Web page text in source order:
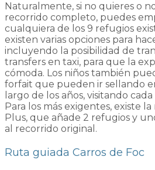
Naturalmente, si no quieres o
recorrido completo, puedes
cualquiera de los 9 refugios
existen varias opciones para
incluyendo la posibilidad de
transfers en taxi, para que la
cómoda. Los niños también
forfait que pueden ir sellando
largo de los años, visitando
Para los más exigentes, existe
Plus, que añade 2 refugios y
al recorrido original.
Ruta guiada Carros de Foc